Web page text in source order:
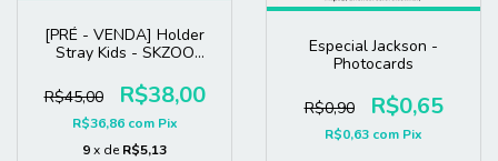
[PRÉ - VENDA] Holder
Stray Kids - SKZOO
R$45,00
R$38,00
R$36,86 com Pix
9x de R$5,13
Especial Jackson -
Photocards
R$0,90 R$0,65
R$0,63 com Pix